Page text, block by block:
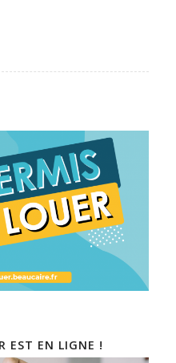
EST EN LIGNE !